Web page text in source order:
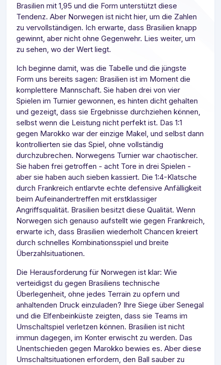
Brasilien mit 1,95 und die Form unterstützt diese
Tendenz. Aber Norwegen ist nicht hier, um die Zahlen
zu vervollständigen. Ich erwarte, dass Brasilien knapp
gewinnt, aber nicht ohne Gegenwehr. Lies weiter, um
zu sehen, wo der Wert liegt.
Ich beginne damit, was die Tabelle und die jüngste
Form uns bereits sagen: Brasilien ist im Moment die
komplettere Mannschaft. Sie haben drei von vier
Spielen im Turnier gewonnen, es hinten dicht gehalten
und gezeigt, dass sie Ergebnisse durchziehen können,
selbst wenn die Leistung nicht perfekt ist. Das 1:1
gegen Marokko war der einzige Makel, und selbst dann
kontrollierten sie das Spiel, ohne vollständig
durchzubrechen. Norwegens Turnier war chaotischer.
Sie haben frei getroffen - acht Tore in drei Spielen -
aber sie haben auch sieben kassiert. Die 1:4-Klatsche
durch Frankreich entlarvte echte defensive Anfälligkeit
beim Aufeinandertreffen mit erstklassiger
Angriffsqualität. Brasilien besitzt diese Qualität. Wenn
Norwegen sich genauso aufstellt wie gegen Frankreich,
erwarte ich, dass Brasilien wiederholt Chancen kreiert
durch schnelles Kombinationsspiel und breite
Überzahlsituationen.
Die Herausforderung für Norwegen ist klar: Wie
verteidigst du gegen Brasiliens technische
Überlegenheit, ohne jedes Terrain zu opfern und
anhaltenden Druck einzuladen? Ihre Siege über Senegal
und die Elfenbeinküste zeigten, dass sie Teams im
Umschaltspiel verletzen können. Brasilien ist nicht
immun dagegen, im Konter erwischt zu werden. Das
Unentschieden gegen Marokko bewies es. Aber diese
Umschaltsituationen erfordern, den Ball sauber zu